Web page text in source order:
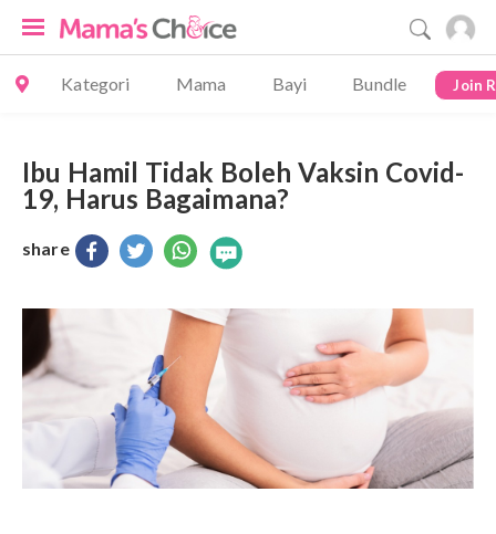
Kategori Mama Bayi Bundle Join
Ibu Hamil Tidak Boleh Vaksin Covid-
19, Harus Bagaimana?
share